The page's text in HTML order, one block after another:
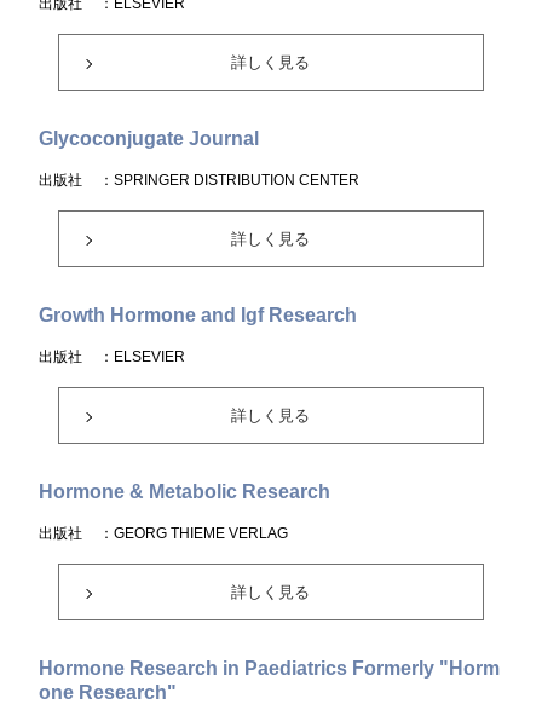
出版社 ：ELSEVIER
詳しく見る
Glycoconjugate Journal
出版社 ：SPRINGER DISTRIBUTION CENTER
詳しく見る
Growth Hormone and Igf Research
出版社 ：ELSEVIER
詳しく見る
Hormone & Metabolic Research
出版社 ：GEORG THIEME VERLAG
詳しく見る
Hormone Research in Paediatrics Formerly "Horm
one Research"